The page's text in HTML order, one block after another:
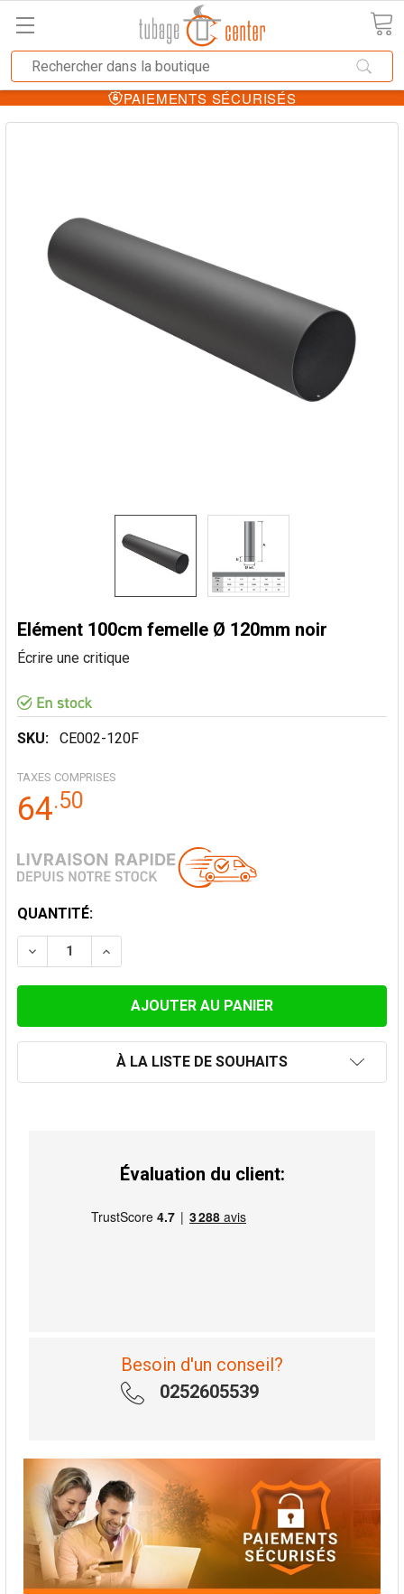
PAIEMENTS SÉCURISÉS
Elément 100cm femelle Ø 120mm noir
Écrire une critique
SKU: CE002-120F
TAXES COMPRISES
64.50
STOCK
ACTUEL:
QUANTITÉ:
DIMINUER LA QUANTITÉ DE ELÉMENT 100CM
AUGMENTER LA QUANTITÉ DE ELÉMENT
À LA LISTE DE SOUHAITS
Évaluation du client:
Besoin d'un conseil?
0252605539